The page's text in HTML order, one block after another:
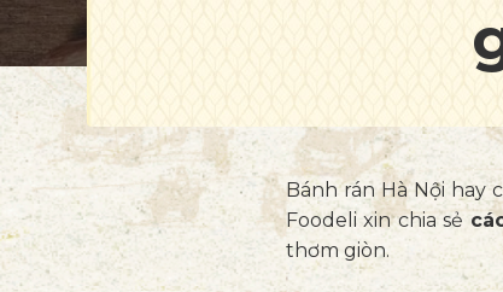
Bánh rán Hà Nội hay
Foodeli xin chia sẻ
thơm giòn.